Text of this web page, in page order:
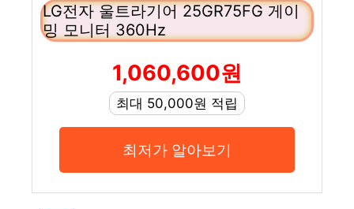
LG전자 울트라기어 25GR75FG 게이
밍 모니터 360Hz
1,060,600원
최대 50,000원 적립
최저가 알아보기